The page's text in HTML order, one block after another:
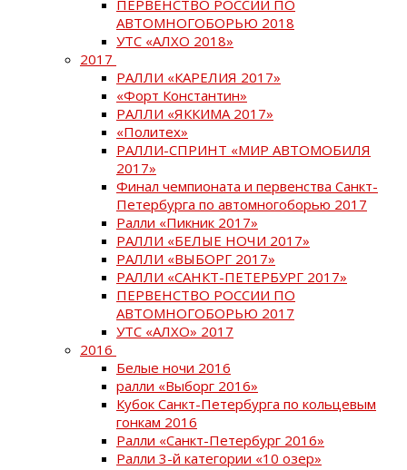
ПЕРВЕНСТВО РОССИИ ПО
АВТОМНОГОБОРЬЮ 2018
УТС «АЛХО 2018»
2017
РАЛЛИ «КАРЕЛИЯ 2017»
«Форт Константин»
РАЛЛИ «ЯККИМА 2017»
«Политех»
РАЛЛИ-СПРИНТ «МИР АВТОМОБИЛЯ
2017»
Финал чемпионата и первенства Санкт-
Петербурга по автомногоборью 2017
Ралли «Пикник 2017»
РАЛЛИ «БЕЛЫЕ НОЧИ 2017»
РАЛЛИ «ВЫБОРГ 2017»
РАЛЛИ «САНКТ-ПЕТЕРБУРГ 2017»
ПЕРВЕНСТВО РОССИИ ПО
АВТОМНОГОБОРЬЮ 2017
УТС «АЛХО» 2017
2016
Белые ночи 2016
ралли «Выборг 2016»
Кубок Санкт-Петербурга по кольцевым
гонкам 2016
Ралли «Санкт-Петербург 2016»
Ралли 3-й категории «10 озер»